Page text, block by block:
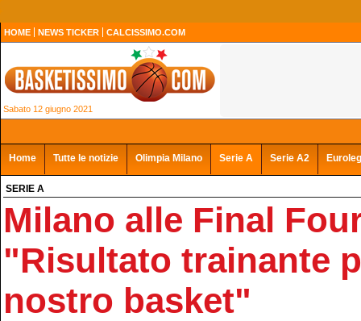
HOME NEWS TICKER CALCISSIMO.COM
Sabato 12 giugno 2021
Home Tutte le notizie Olimpia Milano Serie A Serie A2
SERIE A
Milano alle Final
"Risultato trainante
nostro basket"